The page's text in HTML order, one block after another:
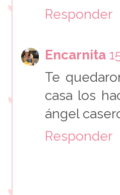
Responder
Encarnita
Te
casa los
ángel
Responder